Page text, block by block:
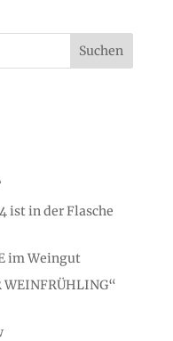
Suchen
ist in der Flasche
im Weingut
WEINFRÜHLING“